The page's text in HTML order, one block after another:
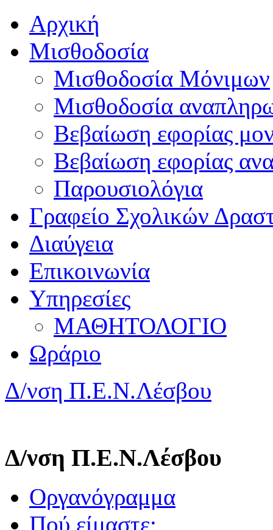
Αρχική
Μισθοδοσία
Μισθοδοσία Μόνιμων
Μισθοδοσία
Βεβαίωση εφορίας
Βεβαίωση εφορίας
Παρουσιολόγια
Γραφείο Σχολικών
Διαύγεια
Επικοινωνία
Υπηρεσίες
ΜΑΘΗΤΟΛΟΓΙΟ
Ωράριο
Δ/νση Π.Ε.Ν.Λέσβου
Δ/νση Π.Ε.Ν.Λέσβου
Οργανόγραμμα
Πού είμαστε;